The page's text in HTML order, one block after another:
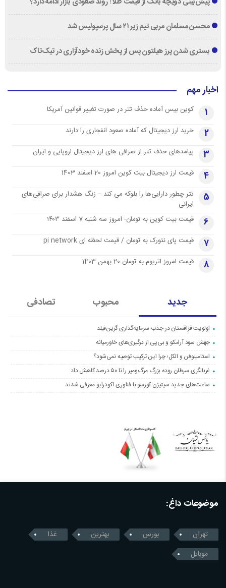
محسن مسلمان مربی تیم زیر ۲۱ سال پرسپولیس شد
بستری شدن پرز هیلتون پس از پخش زنده خودآزاری در تیک‌تاک
اخبار مهم
1 کوین بیس آماده حذف تتر در صورت تغییر قوانین آمریکا
2 خرید ارز دیجیتال که آماده صعود انفجاری را دارند
3 پیامدهای حذف تتر از صرافی های ارز دیجیتال اروپایی و ایران
4 قیمت ارز دیجیتال بیت کوین امروز 20 اسفند 1403
5
تتر چطور دارایی‌ها را بلوکه می کند – زنگ هشدار برای صرافی‌های
ایرانی
6 قیمت بیت کوین به تومان- امروز سه شنبه 7 اسفند ۱۴۰۳
7 قیمت پای نتورک به تومان / قیمت لحظه ای pi network
8 قیمت امروز اتریوم به تومان 20 بهمن 1403
جدید محبوب تصادفی
اولویت قزاقستان در جذب سرمایه‌گذاری گرین‌فیلد
جهش سود آرامکو و بی‌پی از درگیری‌های خاورمیانه
استامینوفن و الکل؛ چرا این ترکیب توصیه نمی‌شود؟
غربالگری سرطان روده بزرگ مرگ‌ومیر را تا ۵۰ درصد کاهش داد
ساعت‌های جدید سیتیزن کورسو با فناوری اکودرایو معرفی شدند
موضوعات داغ:
تهران بورس بهترین
غذا
موبایل